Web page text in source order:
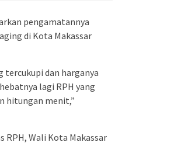
pengamatannya
di Kota Makassar
tercukupi dan harganya
lagi RPH yang
hitungan menit,”
Wali Kota Makassar